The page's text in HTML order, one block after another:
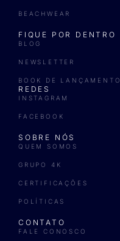
BEACHWEAR
FIQUE POR DENTRO
BLOG
NEWSLETTER
BOOK DE LANÇAMENTO
REDES
INSTAGRAM
FACEBOOK
SOBRE NÓS
QUEM SOMOS
GRUPO 4K
CERTIFICAÇÕES
POLÍTICAS
CONTATO
FALE CONOSCO